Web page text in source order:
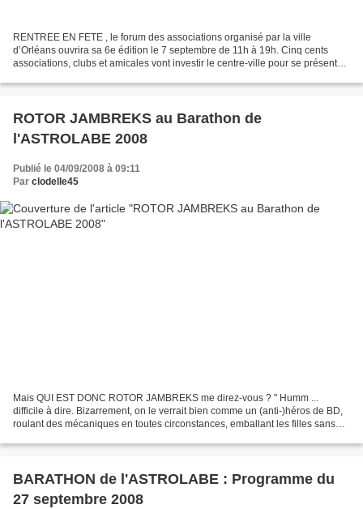
RENTREE EN FETE , le forum des associations organisé par la ville
d’Orléans ouvrira sa 6e édition le 7 septembre de 11h à 19h. Cinq cents
associations, clubs et amicales vont investir le centre-ville pour se présenter
ROTOR JAMBREKS au Barathon de
l'ASTROLABE 2008
Publié le 04/09/2008 à 09:11
Par clodelle45
Mais QUI EST DONC ROTOR JAMBREKS me direz-vous ? " Humm ...
difficile à dire. Bizarrement, on le verrait bien comme un (anti-)héros de BD,
roulant des mécaniques en toutes circonstances, emballant les filles sans
BARATHON de l'ASTROLABE : Programme du
27 septembre 2008